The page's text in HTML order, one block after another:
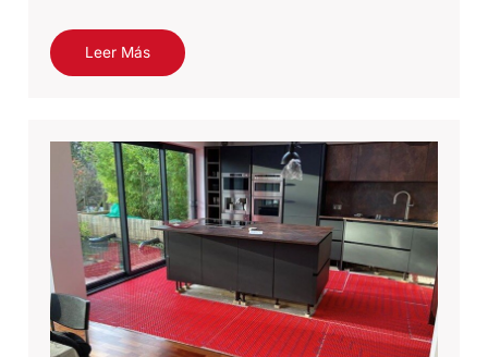
Leer Más